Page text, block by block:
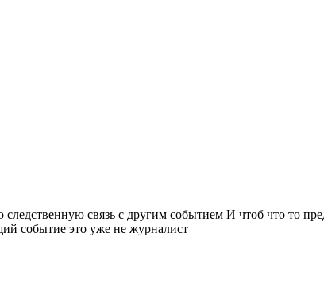
связь с другим событием И чтоб что то
событие это уже не журналист